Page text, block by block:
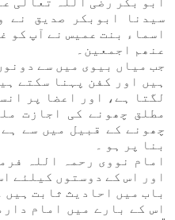
سیدنا ابوبکر صدیق نے
اسماء بنت عمیس نے آپ کو
عنھم اجمعین۔
جب میاں بیوی میں سے
ہیں اور کفن پہنا سکتے
لگتا ہے، اور اعضا پر
مطلق چھونے کی اجازت
چھونے کے قبیل میں سے
بنا پر ہو ۔
امام نووی رحمہ اللہ
اور اس کے دوستوں کیلئے
باب میں احادیث ثابت ہیں
اس کے بارے میں امام